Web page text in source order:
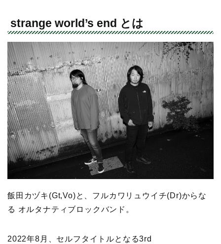
strange world’s end とは
飯田カヅキ(Gt,Vo)と、フルカワリュウイチ(Dr)からな
る オルタナティブロックバンド。
2022年8月、セルフタイトルとなる3rd